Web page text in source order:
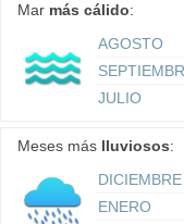
Mar más cálido:
AGOSTO
JULIO
Meses más lluviosos:
DICIEMBRE
ENERO